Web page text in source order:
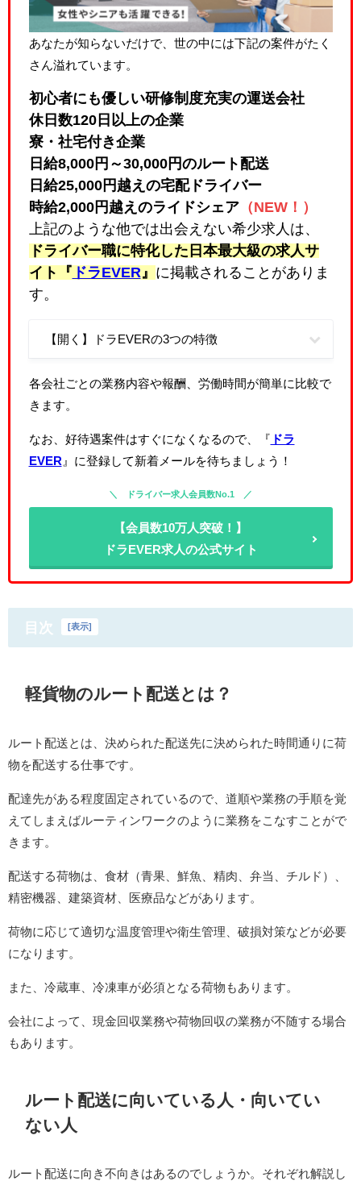
あなたが知らないだけで、世の中には下記の案件がたく
さん溢れています。
初心者にも優しい研修制度充実の運送会社
休日数120日以上の企業
寮・社宅付き企業
日給8,000円～30,000円のルート配送
日給25,000円越えの宅配ドライバー
時給2,000円越えのライドシェア（NEW！）
上記のような他では出会えない希少求人は、
ドライバー職に特化した日本最大級の求人サ
イト『 ドラEVER 』 に掲載されることがありま
す。
【開く】ドラEVERの3つの特徴
各会社ごとの業務内容や報酬、労働時間が簡単に比較で
きます。
なお、好待遇案件はすぐになくなるので、『 ドラ
EVER 』に登録して新着メールを待ちましょう！
ドライバー求人会員数No.1
【会員数10万人突破！】
ドラEVER求人の公式サイト
目次 [表示]
軽貨物のルート配送とは？
ルート配送とは、決められた配送先に決められた時間通りに荷
物を配送する仕事です。
配達先がある程度固定されているので、道順や業務の手順を覚
えてしまえばルーティンワークのように業務をこなすことがで
きます。
配送する荷物は、食材（青果、鮮魚、精肉、弁当、チルド）、
精密機器、建築資材、医療品などがあります。
荷物に応じて適切な温度管理や衛生管理、破損対策などが必要
になります。
また、冷蔵車、冷凍車が必須となる荷物もあります。
会社によって、現金回収業務や荷物回収の業務が不随する場合
もあります。
ルート配送に向いている人・向いてい
ない人
ルート配送に向き不向きはあるのでしょうか。それぞれ解説し